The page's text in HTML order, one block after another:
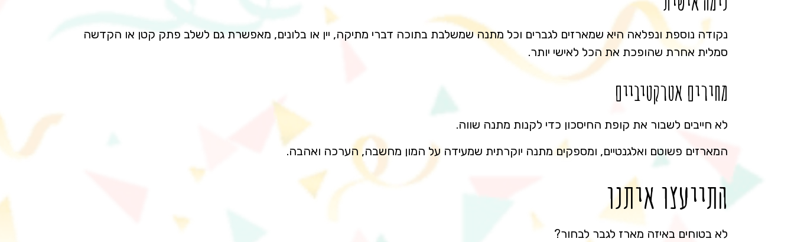
נקודה נוספת ונפלאה היא שמארזים לגברים וכל מתנה שמשלבת בתוכה דברי מתיקה, יין או בלונים, מאפשרת גם לשלב פתק קטן או הקדשה
סמלית אחרת שהופכת את הכל לאישי יותר.
מחירים אטרקטיביים
לא חייבים לשבור את קופת החיסכון כדי לקנות מתנה שווה.
המארזים פשוטם ואלגנטיים, ומספקים מתנה יוקרתית שמעידה על המון מחשבה, הערכה ואהבה.
התייעצו איתנו
לא בטוחים באיזה מארז לגבר לבחור?